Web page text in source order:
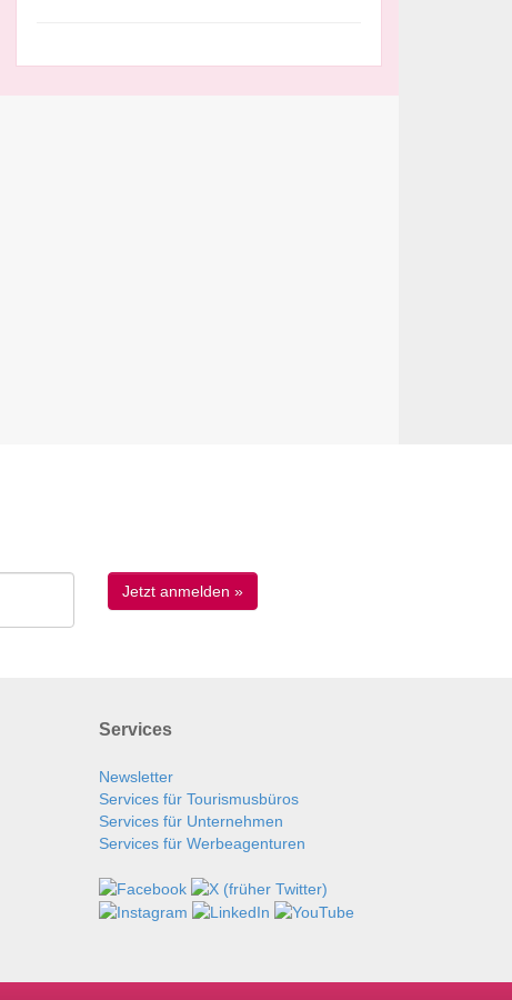
Services
Newsletter
Services für Tourismusbüros
Services für Unternehmen
Services für Werbeagenturen